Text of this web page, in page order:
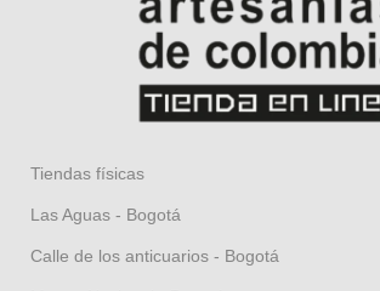
Tiendas físicas
Las Aguas - Bogotá
Calle de los anticuarios - Bogotá